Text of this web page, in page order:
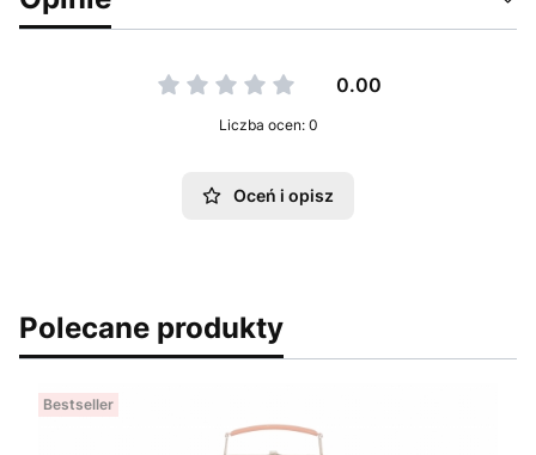
0.00
Liczba ocen: 0
Oceń i opisz
Polecane produkty
Bestseller